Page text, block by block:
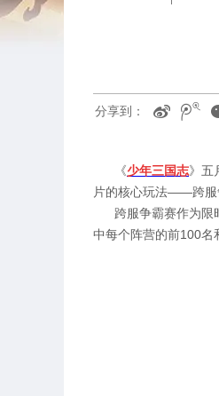
分享到：
《少年三国志》五
片的核心玩法——跨服
跨服争霸赛作为限
中每个阵营的前100名